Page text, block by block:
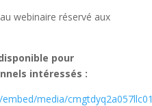
webinaire réservé aux
pour
intéressés :
media/